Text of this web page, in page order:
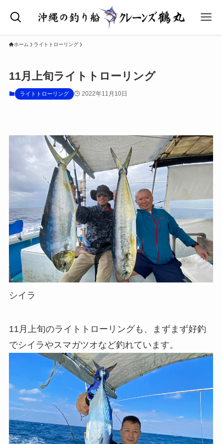
ホーム ライトトローリング
11月上旬ライトトローリング
ライトトローリング 2022年11月10日
シイラ
11月上旬のライトトローリングも、まずまず好釣
でシイラやスマガツオなど釣れています。